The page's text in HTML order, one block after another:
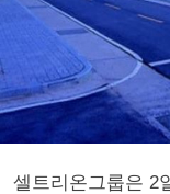
셀트리온그룹은 2